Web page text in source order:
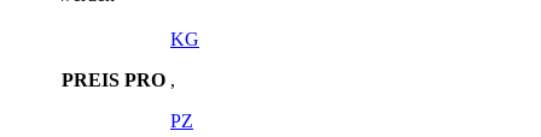
PREIS PRO
KG
,
PZ